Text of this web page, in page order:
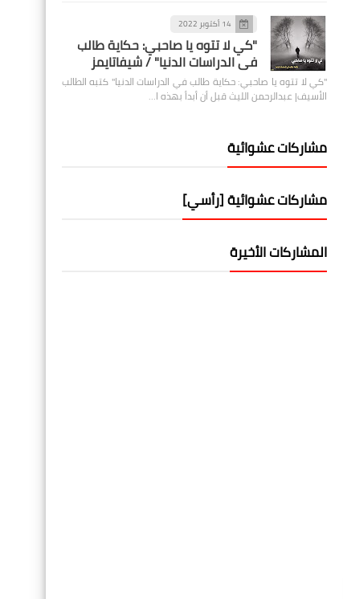
14 أكتوبر 2022
"كي لا تتوه يا صاحبي: حكاية طالب
في الدراسات الدنيا" / شيفاتايمز
"كي لا تتوه يا صاحبي: حكاية طالب في الدراسات الدنيا" كتبه الطالب
الأسيف| عبدالرحمن الليث قبل أن أبدأ بهذه ا…
مشاركات عشوائية
مشاركات عشوائية [رأسي]
المشاركات الأخيرة